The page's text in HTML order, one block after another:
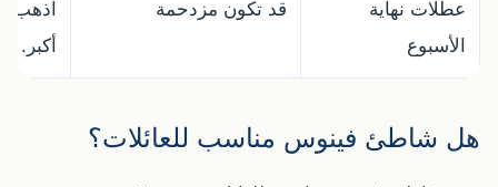
عطلات نهاية
الأسبوع
قد تكون مزدحمة
اذهب
أكبر.
هل شاطئ فينوس مناسب للعائلات؟